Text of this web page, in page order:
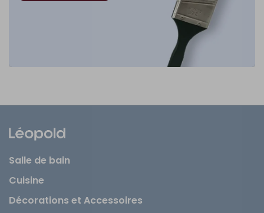
Salle de bain
Cuisine
Décorations et Accessoires